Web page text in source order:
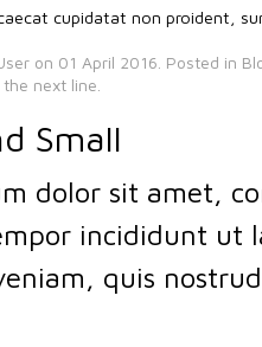
cupidatat non proident,
on 01 April 2016 . Posted in
next line.
Small
dolor sit amet,
incididunt ut
quis